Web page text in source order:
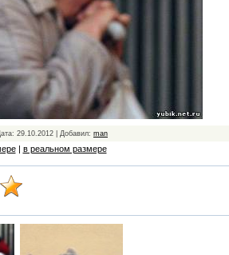
29.10.2012 | Добавил: man
| в реальном размере